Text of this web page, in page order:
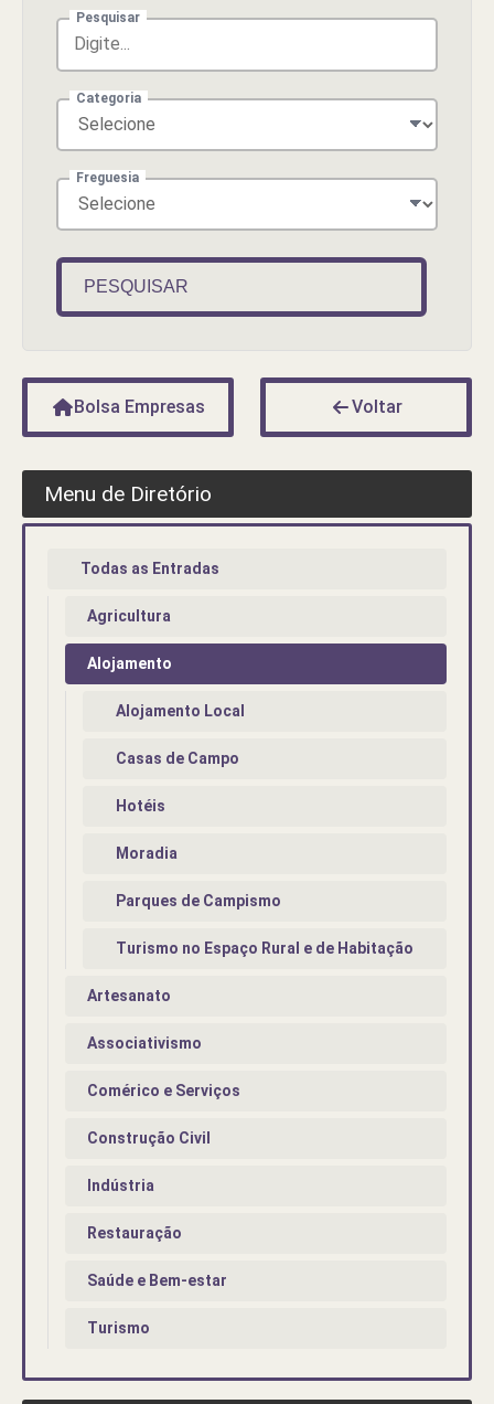
Pesquisar
Categoria
Freguesia
PESQUISAR
Bolsa Empresas Voltar
Menu de Diretório
Todas as Entradas
Agricultura
Alojamento
Alojamento Local
Casas de Campo
Hotéis
Moradia
Parques de Campismo
Turismo no Espaço Rural e de Habitação
Artesanato
Associativismo
Comérico e Serviços
Construção Civil
Indústria
Restauração
Saúde e Bem-estar
Turismo